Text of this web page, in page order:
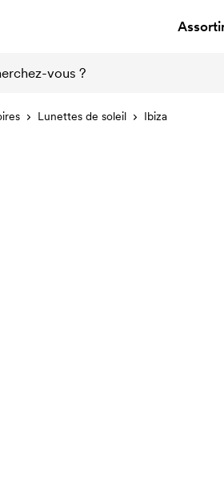
Lunettes de soleil Ibiza